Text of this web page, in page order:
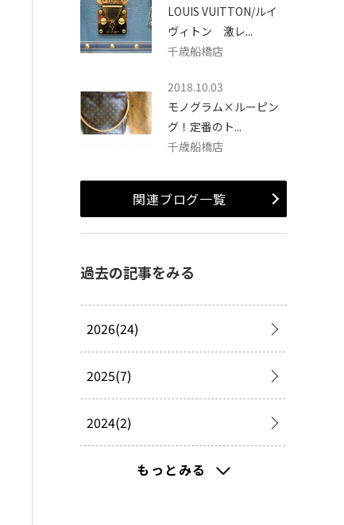
LOUIS VUITTON/ルイ
ヴィトン 激レ...
千歳船橋店
2018.10.03
モノグラム×ルーピン
グ！定番のト...
千歳船橋店
関連ブログ一覧
過去の記事をみる
2026(24)
2025(7)
2024(2)
もっとみる